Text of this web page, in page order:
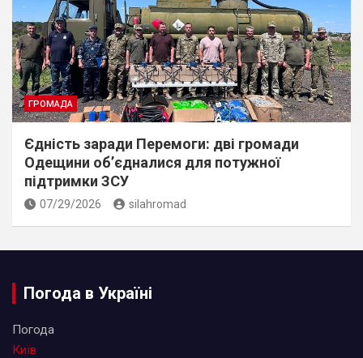
ГРОМАДА
Єдність заради Перемоги: дві громади
Одещини об’єдналися для потужної
підтримки ЗСУ
07/29/2026 silahromad
Погода в Україні
Погода
Київ